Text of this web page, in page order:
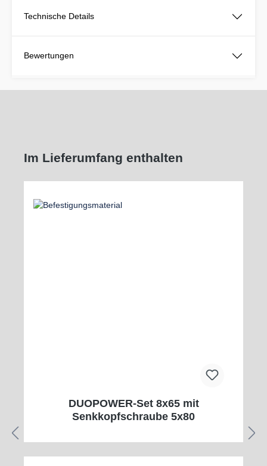
Technische Details
Bewertungen
Im Lieferumfang enthalten
DUOPOWER-Set 8x65 mit
Senkkopfschraube 5x80